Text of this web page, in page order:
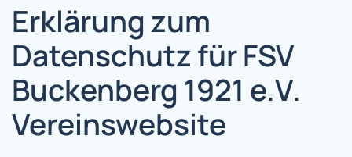
Erklärung zum
Datenschutz für FSV
Buckenberg 1921 e.V.
Vereinswebsite